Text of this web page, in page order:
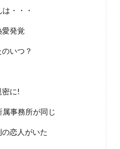
・・・
発覚
いつ？
密に!
事務所が同じ
恋人がいた